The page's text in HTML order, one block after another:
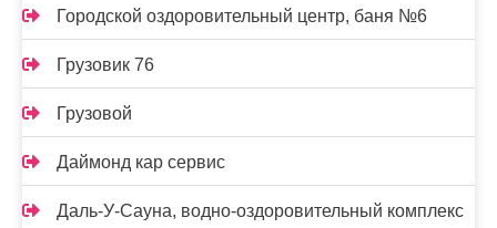
Городской оздоровительный центр, баня №6
Грузовик 76
Грузовой
Даймонд кар сервис
Даль-У-Сауна, водно-оздоровительный комплекс